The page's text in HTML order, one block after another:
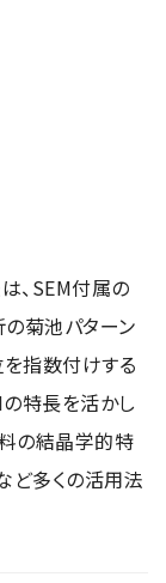
、SEM付属の
菊池パターン
指数付けする
特長を活かし
の結晶学的特
ど多くの活用法